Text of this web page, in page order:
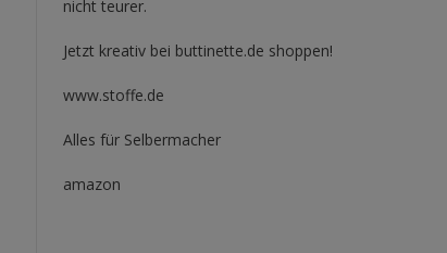
nicht teurer.
Jetzt kreativ bei buttinette.de shoppen!
www.stoffe.de
Alles für Selbermacher
amazon